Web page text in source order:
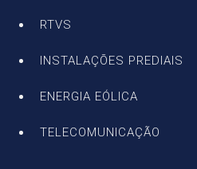
RTVS
INSTALAÇÕES PREDIAIS
ENERGIA EÓLICA
TELECOMUNICAÇÃO